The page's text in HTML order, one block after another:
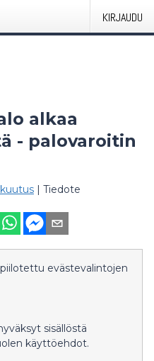
KIRJAUDU
alkaa
- palovaroitin
| Tiedote
evästevalintojen
sisällöstä
käyttöehdot.